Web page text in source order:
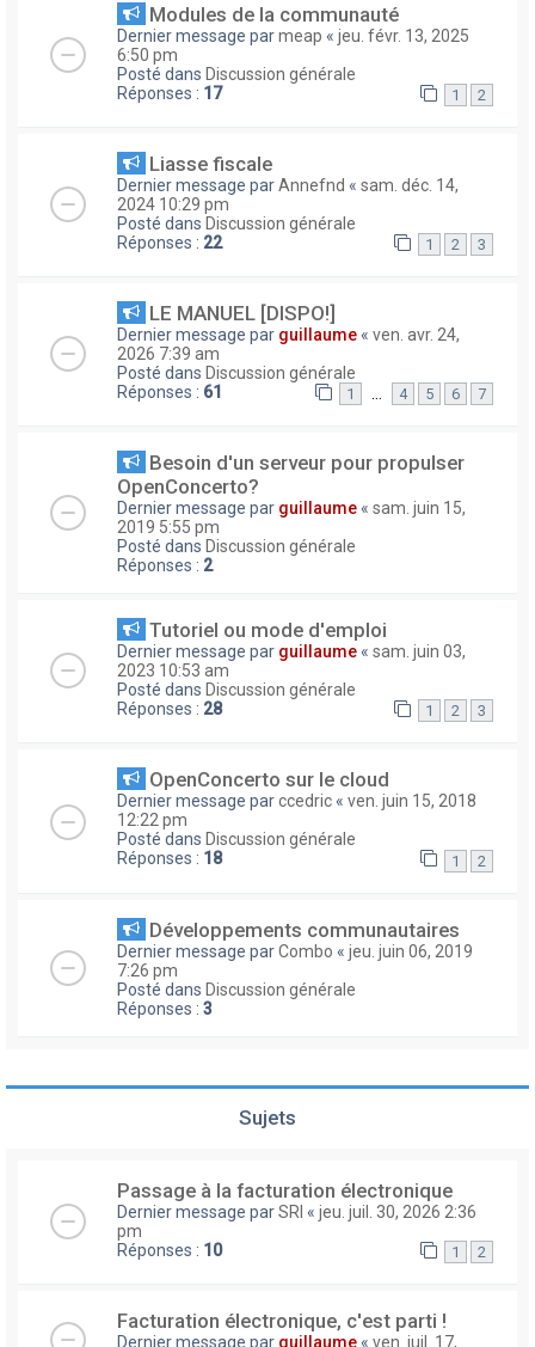
Modules de la communauté
Dernier message parmeap « jeu. févr. 13, 2025
6:50 pm
Posté dans Discussion générale
Réponses : 17 1 2
Liasse fiscale
Dernier message parAnnefnd « sam. déc. 14,
2024 10:29 pm
Posté dans Discussion générale
Réponses : 22 1 2 3
LE MANUEL [DISPO!]
Dernier message par guillaume « ven. avr. 24,
2026 7:39 am
Posté dans Discussion générale
Réponses : 61 1 … 4 5 6 7
Besoin d'un serveur pour propulser
OpenConcerto?
Dernier message par guillaume « sam. juin 15,
2019 5:55 pm
Posté dans Discussion générale
Réponses : 2
Tutoriel ou mode d'emploi
Dernier message par guillaume « sam. juin 03,
2023 10:53 am
Posté dans Discussion générale
Réponses : 28 1 2 3
OpenConcerto sur le cloud
Dernier message parccedric « ven. juin 15, 2018
12:22 pm
Posté dans Discussion générale
Réponses : 18 1 2
Développements communautaires
Dernier message parCombo « jeu. juin 06, 2019
7:26 pm
Posté dans Discussion générale
Réponses : 3
Sujets
Passage à la facturation électronique
Dernier message parSRI « jeu. juil. 30, 2026 2:36
pm
Réponses : 10 1 2
Facturation électronique, c'est parti !
Dernier message par guillaume « ven. juil. 17,